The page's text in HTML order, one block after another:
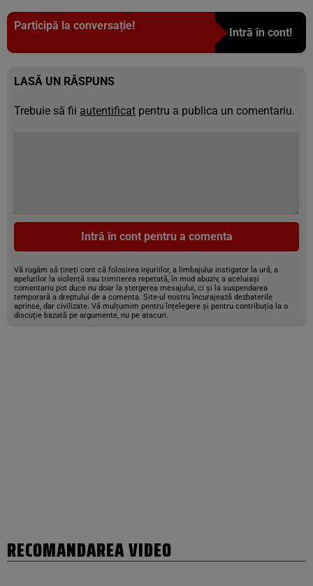
Participă la conversație!
Intră în cont!
LASĂ UN RĂSPUNS
Trebuie să fii autentificat pentru a publica un comentariu.
Intră în cont pentru a comenta
Vă rugăm să țineți cont că folosirea injuriilor, a limbajului instigator la ură, a
apelurilor la violență sau trimiterea repetată, în mod abuziv, a aceluiași
comentariu pot duce nu doar la ștergerea mesajului, ci și la suspendarea
temporară a dreptului de a comenta. Site-ul nostru încurajează dezbaterile
aprinse, dar civilizate. Vă mulțumim pentru înțelegere și pentru contribuția la o
discuție bazată pe argumente, nu pe atacuri.
RECOMANDAREA VIDEO